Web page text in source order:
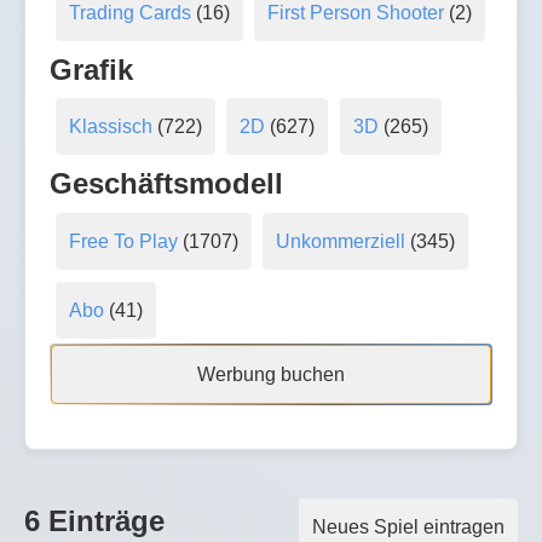
Trading Cards(16) First Person Shooter (2)
Grafik
Klassisch (722) 2D (627) 3D (265)
Geschäftsmodell
Free To Play(1707) Unkommerziell (345)
Abo(41)
Werbung buchen
Neues Spiel eintragen
6 Einträge